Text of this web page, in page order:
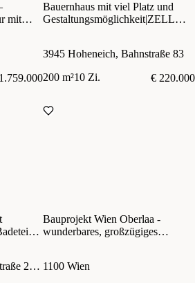
mit
Bauernhaus mit viel Platz und
3945 Hoheneich, Bahnstraße 83
200 m²10 Zi.
€ 220.000
1100 Wien, Himberger Straße 214-216
Bauprojekt Wien Oberlaa -
wunderbares, großzügiges
1100 Wien